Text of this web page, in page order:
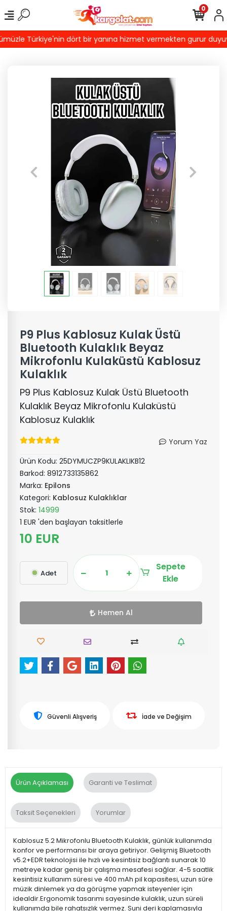
Türkiye'nin dört bir yanına hizmet vermekten gurur
0
P9 Plus Kablosuz Kulak Üstü
Bluetooth Kulaklık Beyaz
Mikrofonlu Kulaküstü Kablosuz
Kulaklık
P9 Plus Kablosuz Kulak Üstü Bluetooth
Kulaklık Beyaz Mikrofonlu Kulaküstü
Kablosuz Kulaklık
Yorum Yaz
Ürün Kodu: 25DYMUCZP9KULAKLIKB12
Barkod: 8912733135862
Marka: Epilons
Kategori: Kablosuz Kulaklıklar
Stok: 14999
1 EUR 'den başlayan taksitlerle
10 EUR
Adet
Sepete
Ekle
Hemen Al
Güvenli Alışveriş İade ve Değişim
Ürün Açıklaması Garanti ve Teslimat
Taksit Seçenekleri Yorumlar
Kablosuz 5.2 Mikrofonlu Bluetooth Kulaklık, günlük kullanımda
konfor ve performansı bir araya getiriyor. Gelişmiş Bluetooth
v5.2+EDR teknolojisi ile hızlı ve kesintisiz bağlantı sunarak 10
metreye kadar geniş bir çalışma mesafesi sağlar. 4-5 saatlik
kesintisiz kullanım süresi ve 400 mAh pil kapasitesi, uzun süre
müzik dinlemek ya da görüşme yapmak isteyenler için
idealdir.Ergonomik tasarımı sayesinde kulaklık, uzun süreli
kullanımda bile rahatsızlık vermez. Suni deri kaplamasıyla